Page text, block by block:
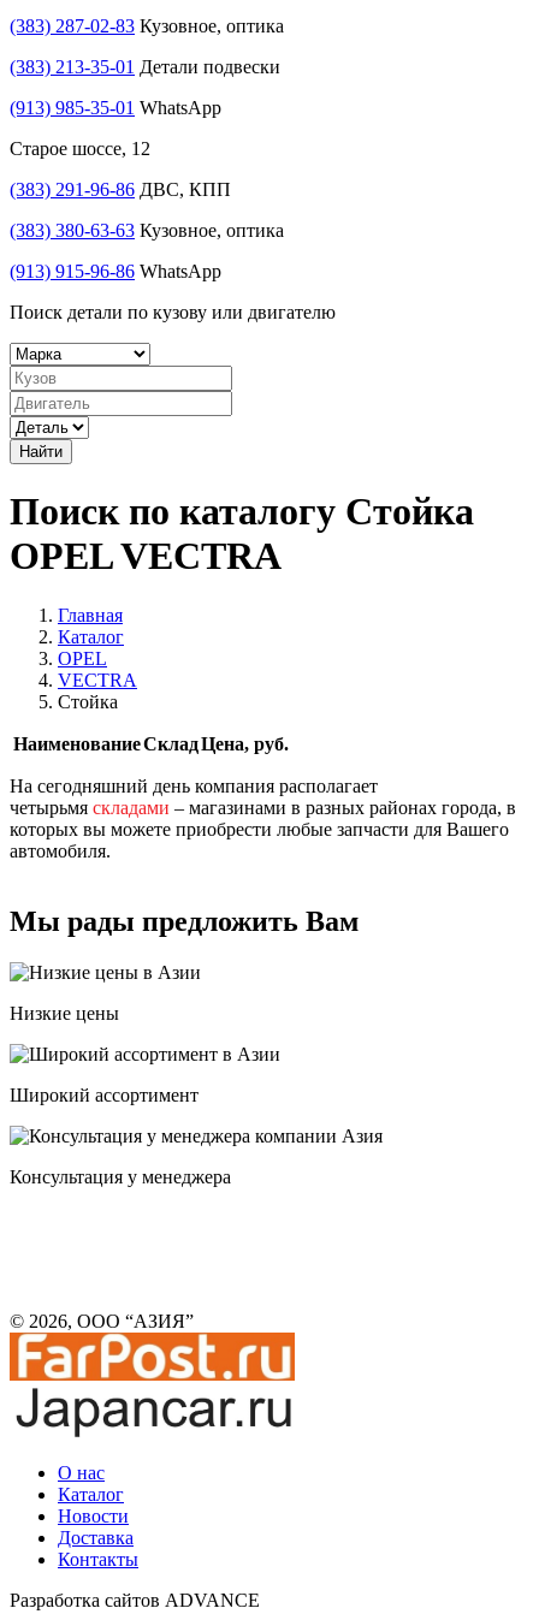
(383) 287-02-83 Кузовное, оптика
(383) 213-35-01 Детали подвески
(913) 985-35-01 WhatsApp
Старое шоссе, 12
(383) 291-96-86 ДВС, КПП
(383) 380-63-63 Кузовное, оптика
(913) 915-96-86 WhatsApp
Поиск детали по кузову или двигателю
Найти
Поиск по каталогу Стойка
OPEL VECTRA
Главная
Каталог
OPEL
VECTRA
Стойка
НаименованиеСкладЦена, руб.
На сегодняшний день компания располагает
четырьмя складами – магазинами в разных районах города, в
которых вы можете приобрести любые запчасти для Вашего
автомобиля.
Мы рады предложить Вам
Низкие цены
Широкий ассортимент
Консультация у менеджера
© 2026, ООО “АЗИЯ”
О нас
Каталог
Новости
Доставка
Контакты
Разработка сайтов ADVANCE